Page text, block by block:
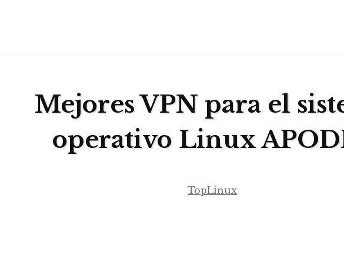
Mejores VPN para el
operativo Linux
TopLinux